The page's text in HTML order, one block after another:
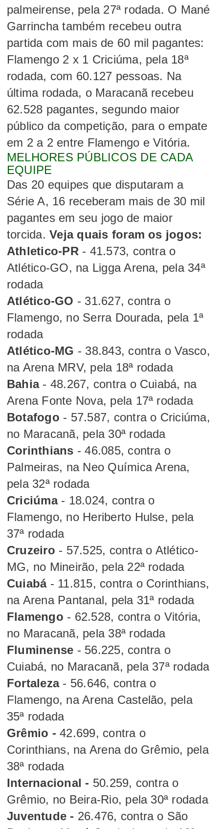
palmeirense, pela 27ª rodada. O Mané
Garrincha também recebeu outra
partida com mais de 60 mil pagantes:
Flamengo 2 x 1 Criciúma, pela 18ª
rodada, com 60.127 pessoas. Na
última rodada, o Maracanã recebeu
62.528 pagantes, segundo maior
público da competição, para o empate
em 2 a 2 entre Flamengo e Vitória.
MELHORES PÚBLICOS DE CADA
EQUIPE
Das 20 equipes que disputaram a
Série A, 16 receberam mais de 30 mil
pagantes em seu jogo de maior
torcida.Veja quais foram os jogos:
Athletico-PR - 41.573, contra o
Atlético-GO, na Ligga Arena, pela 34ª
rodada
Atlético-GO - 31.627, contra o
Flamengo, no Serra Dourada, pela 1ª
rodada
Atlético-MG - 38.843, contra o Vasco,
na Arena MRV, pela 18ª rodada
Bahia - 48.267, contra o Cuiabá, na
Arena Fonte Nova, pela 17ª rodada
Botafogo - 57.587, contra o Criciúma,
no Maracanã, pela 30ª rodada
Corinthians - 46.085, contra o
Palmeiras, na Neo Química Arena,
pela 32ª rodada
Criciúma - 18.024, contra o
Flamengo, no Heriberto Hulse, pela
37ª rodada
Cruzeiro - 57.525, contra o Atlético-
MG, no Mineirão, pela 22ª rodada
Cuiabá - 11.815, contra o Corinthians,
na Arena Pantanal, pela 31ª rodada
Flamengo - 62.528, contra o Vitória,
no Maracanã, pela 38ª rodada
Fluminense - 56.225, contra o
Cuiabá, no Maracanã, pela 37ª rodada
Fortaleza- 56.646, contra o
Flamengo, na Arena Castelão, pela
35ª rodada
Grêmio -42.699, contra o
Corinthians, na Arena do Grêmio, pela
38ª rodada
Internacional - 50.259, contra o
Grêmio, no Beira-Rio, pela 30ª rodada
Juventude - 26.476, contra o São